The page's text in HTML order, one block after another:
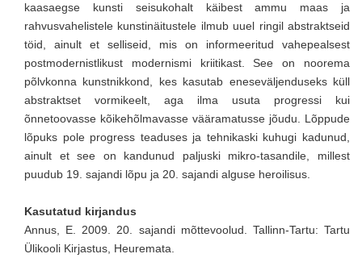
kaasaegse kunsti seisukohalt käibest ammu maas ja
rahvusvahelistele kunstinäitustele ilmub uuel ringil abstraktseid
töid, ainult et selliseid, mis on informeeritud vahepealsest
postmodernistlikust modernismi kriitikast. See on noorema
põlvkonna kunstnikkond, kes kasutab eneseväljenduseks küll
abstraktset vormikeelt, aga ilma usuta progressi kui
õnnetoovasse kõikehõlmavasse vääramatusse jõudu. Lõppude
lõpuks pole progress teaduses ja tehnikaski kuhugi kadunud,
ainult et see on kandunud paljuski mikro-tasandile, millest
puudub 19. sajandi lõpu ja 20. sajandi alguse heroilisus.
Kasutatud kirjandus
Annus, E. 2009. 20. sajandi mõttevoolud. Tallinn-Tartu: Tartu
Ülikooli Kirjastus, Heuremata.